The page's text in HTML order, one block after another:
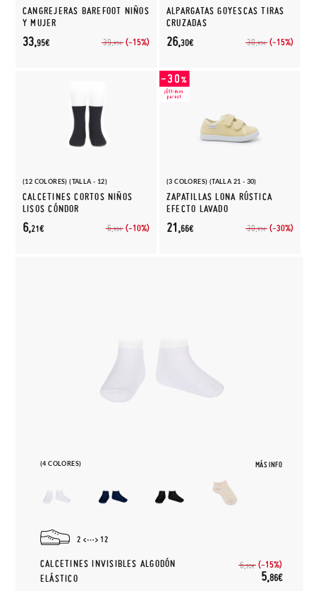
CANGREJERAS BAREFOOT NIÑOS
Y MUJER
39,95€ (-15%)
33,95€
ALPARGATAS GOYESCAS TIRAS
CRUZADAS
30,95€ (-15%)
26,30€
(12 COLORES) (TALLA - 12)
CALCETINES CORTOS NIÑOS
LISOS CÓNDOR
6,90€ (-10%)
6,21€
(3 COLORES) (TALLA 21 - 30)
ZAPATILLAS LONA RÚSTICA
EFECTO LAVADO
30,95€ (-30%)
21,66€
(4 COLORES) MÁS INFO
2 12
CALCETINES INVISIBLES ALGODÓN
ELÁSTICO
6,90€ (-15%)
5,86€